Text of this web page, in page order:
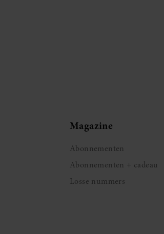
Magazine
Abonnementen
Abonnementen + cadeau
Losse nummers